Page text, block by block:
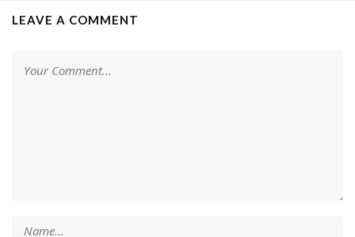
LEAVE A COMMENT